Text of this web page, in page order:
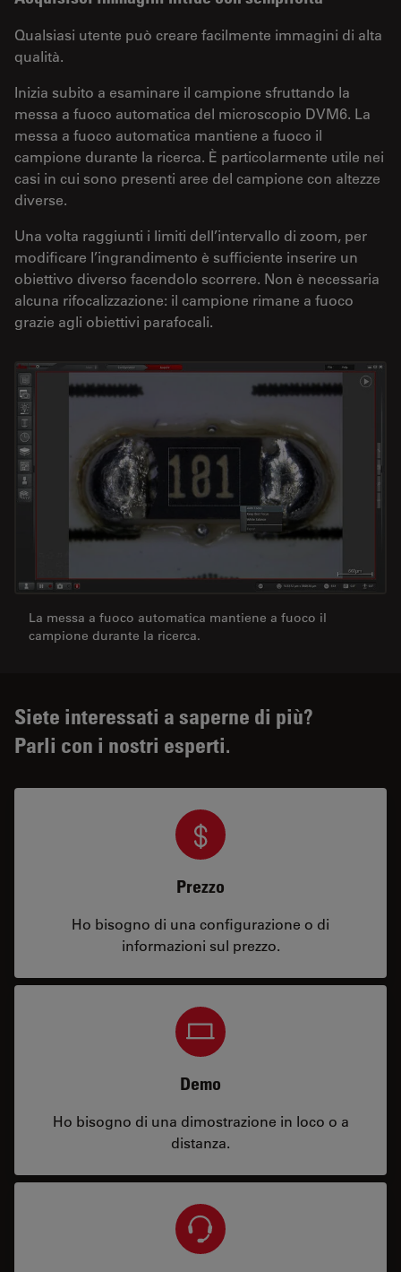
Qualsiasi utente può creare facilmente immagini di alta
qualità.
Inizia subito a esaminare il campione sfruttando la
messa a fuoco automatica del microscopio DVM6. La
messa a fuoco automatica mantiene a fuoco il
campione durante la ricerca. È particolarmente utile nei
casi in cui sono presenti aree del campione con altezze
diverse.
Una volta raggiunti i limiti dell’intervallo di zoom, per
modificare l’ingrandimento è sufficiente inserire un
obiettivo diverso facendolo scorrere. Non è necessaria
alcuna rifocalizzazione: il campione rimane a fuoco
grazie agli obiettivi parafocali.
La messa a fuoco automatica mantiene a fuoco il
campione durante la ricerca.
Siete interessati a saperne di più?
Parli con i nostri esperti.
Prezzo
Ho bisogno di una configurazione o di
informazioni sul prezzo.
Demo
Ho bisogno di una dimostrazione in loco o a
distanza.